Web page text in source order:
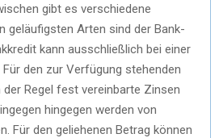
gibt es verschiedene
geläufigsten Arten sind der Bank-
kann ausschließlich bei einer
den zur Verfügung stehenden
Regel fest vereinbarte Zinsen
hingegen werden von
Für den geliehenen Betrag können